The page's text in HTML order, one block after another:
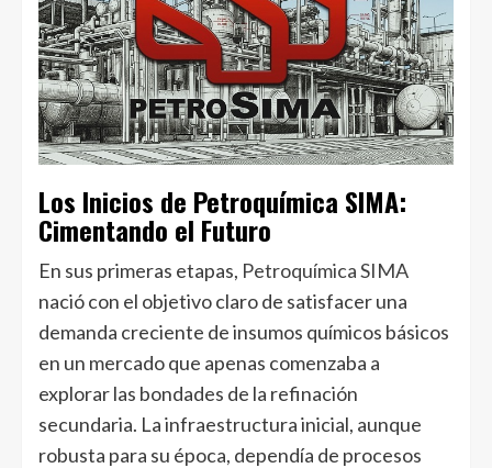
Los Inicios de Petroquímica SIMA:
Cimentando el Futuro
En sus primeras etapas, Petroquímica SIMA
nació con el objetivo claro de satisfacer una
demanda creciente de insumos químicos básicos
en un mercado que apenas comenzaba a
explorar las bondades de la refinación
secundaria. La infraestructura inicial, aunque
robusta para su época, dependía de procesos